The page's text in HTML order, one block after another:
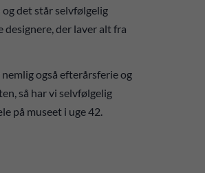
det står selvfølgelig
designere, der laver alt fra
også efterårsferie og
så har vi selvfølgelig
på museet i uge 42.